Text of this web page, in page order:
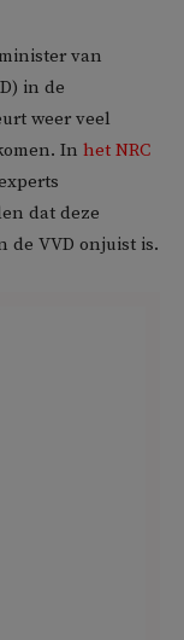
van
in de
weer veel
In het NRC
dat deze
de VVD onjuist is.